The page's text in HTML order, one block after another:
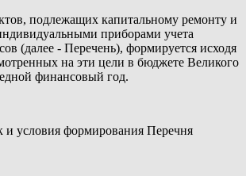
подлежащих капитальному ремонту и
приборами учета
(далее - Перечень), формируется исходя
на эти цели в бюджете Великого
финансовый год.
и условия формирования Перечня